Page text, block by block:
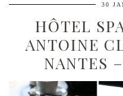
30
HÔTEL
ANTOINE
NANTES